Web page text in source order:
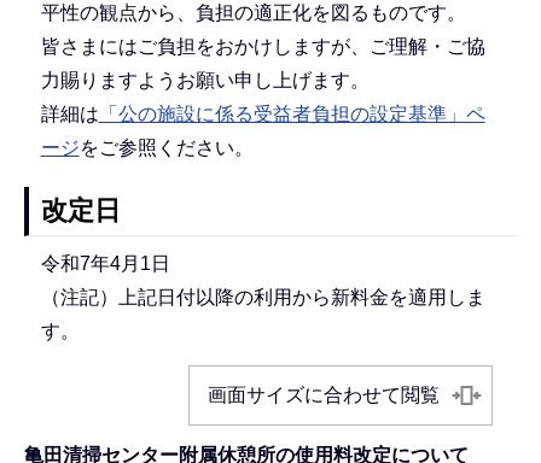
平性の観点から、負担の適正化を図るものです。
皆さまにはご負担をおかけしますが、ご理解・ご協
力賜りますようお願い申し上げます。
詳細は 「公の施設に係る受益者負担の設定基準」ペ
ージをご参照ください。
改定日
令和7年4月1日
（注記）上記日付以降の利用から新料金を適用しま
す。
画面サイズに合わせて閲覧
亀田清掃センター附属休憩所の使用料改定について